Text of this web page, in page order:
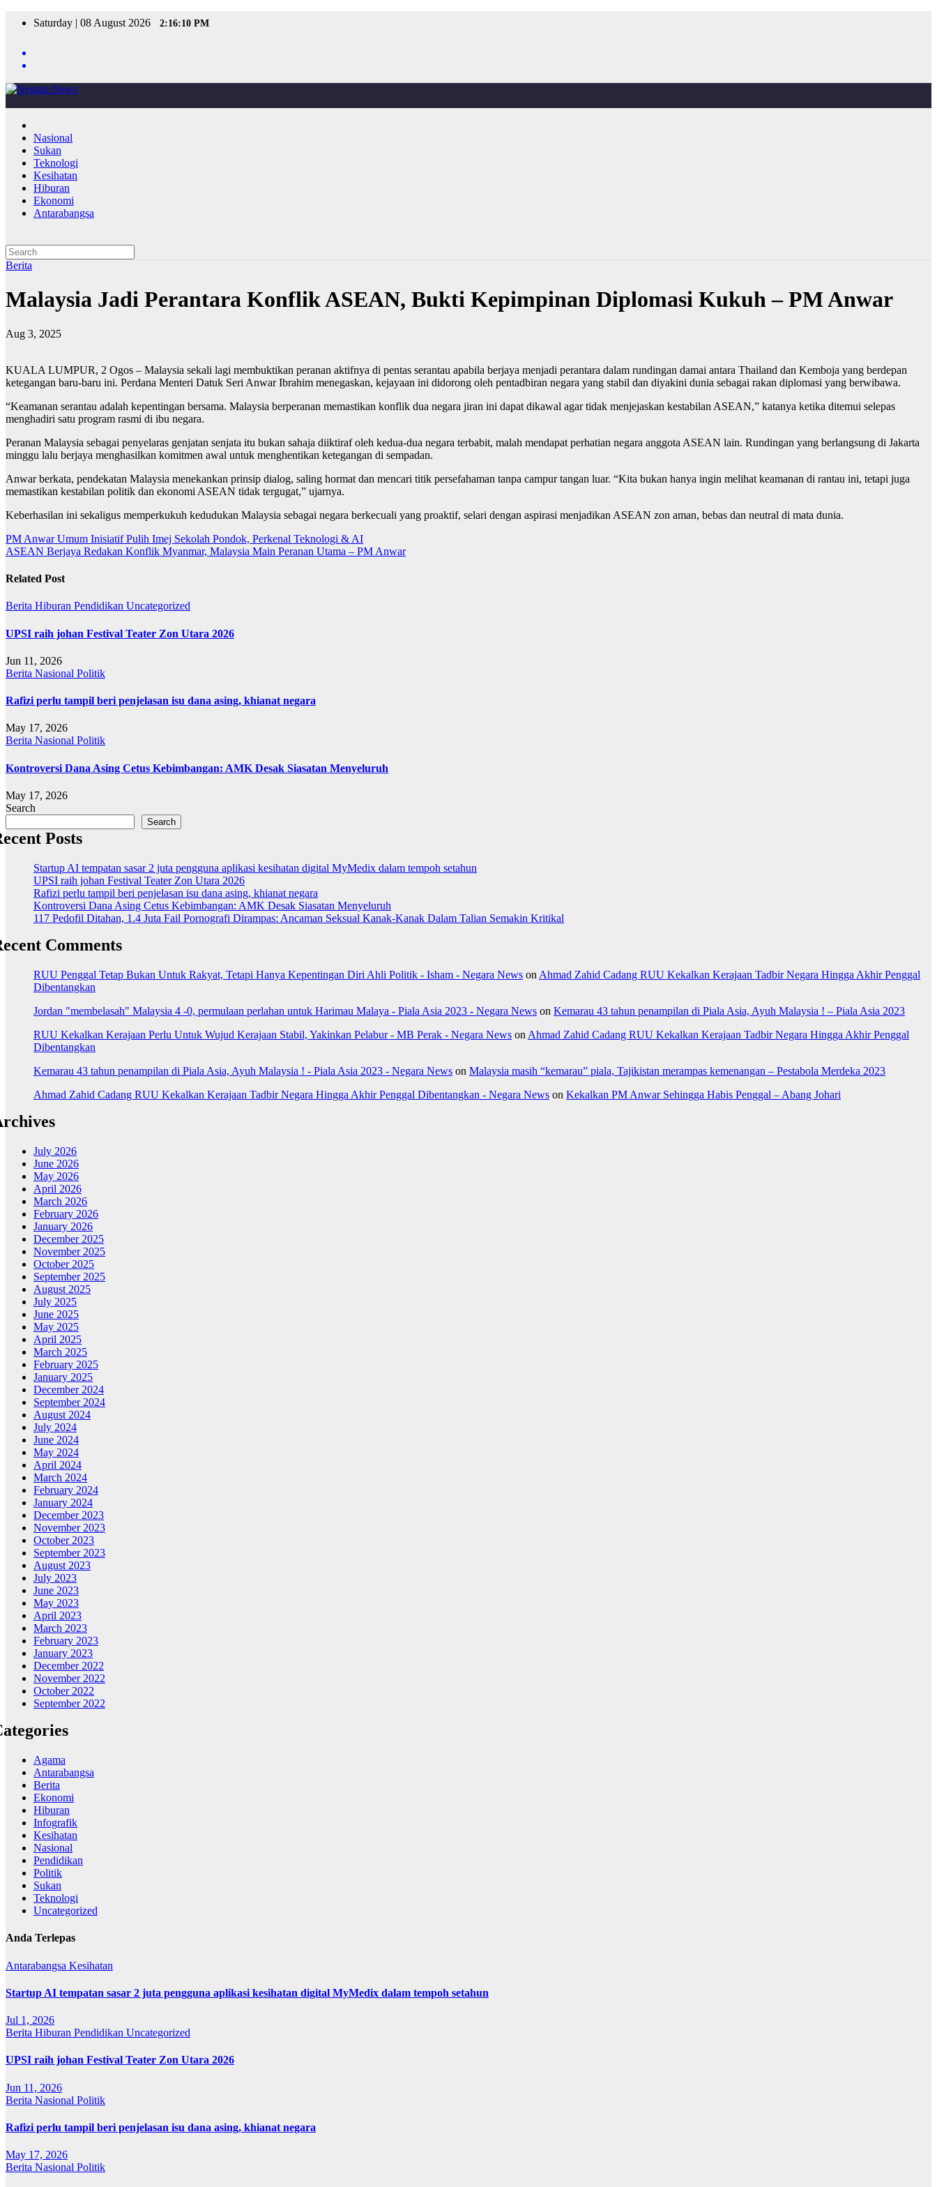
Saturday | 08 August 2026 2:16:10 PM
Nasional
Sukan
Teknologi
Kesihatan
Hiburan
Ekonomi
Antarabangsa
Berita
Malaysia Jadi Perantara Konflik ASEAN, Bukti Kepimpinan Diplomasi Kukuh – PM Anwar
Aug 3, 2025
KUALA LUMPUR, 2 Ogos – Malaysia sekali lagi membuktikan peranan aktifnya di pentas serantau apabila berjaya menjadi perantara dalam rundingan damai antara Thailand dan Kemboja yang berdepan
ketegangan baru-baru ini. Perdana Menteri Datuk Seri Anwar Ibrahim menegaskan, kejayaan ini didorong oleh pentadbiran negara yang stabil dan diyakini dunia sebagai rakan diplomasi yang berwibawa.
“Keamanan serantau adalah kepentingan bersama. Malaysia berperanan memastikan konflik dua negara jiran ini dapat dikawal agar tidak menjejaskan kestabilan ASEAN,” katanya ketika ditemui selepas
menghadiri satu program rasmi di ibu negara.
Peranan Malaysia sebagai penyelaras genjatan senjata itu bukan sahaja diiktiraf oleh kedua-dua negara terbabit, malah mendapat perhatian negara anggota ASEAN lain. Rundingan yang berlangsung di Jakarta
minggu lalu berjaya menghasilkan komitmen awal untuk menghentikan ketegangan di sempadan.
Anwar berkata, pendekatan Malaysia menekankan prinsip dialog, saling hormat dan mencari titik persefahaman tanpa campur tangan luar. “Kita bukan hanya ingin melihat keamanan di rantau ini, tetapi juga
memastikan kestabilan politik dan ekonomi ASEAN tidak tergugat,” ujarnya.
Keberhasilan ini sekaligus memperkukuh kedudukan Malaysia sebagai negara berkecuali yang proaktif, selari dengan aspirasi menjadikan ASEAN zon aman, bebas dan neutral di mata dunia.
Post
navigation
PM Anwar Umum Inisiatif Pulih Imej Sekolah Pondok, Perkenal Teknologi & AI
ASEAN Berjaya Redakan Konflik Myanmar, Malaysia Main Peranan Utama – PM Anwar
Related Post
Berita Hiburan Pendidikan Uncategorized
UPSI raih johan Festival Teater Zon Utara 2026
Jun 11, 2026
Berita Nasional Politik
Rafizi perlu tampil beri penjelasan isu dana asing, khianat negara
May 17, 2026
Berita Nasional Politik
Kontroversi Dana Asing Cetus Kebimbangan: AMK Desak Siasatan Menyeluruh
May 17, 2026
Search
Search
Posts
Startup AI tempatan sasar 2 juta pengguna aplikasi kesihatan digital MyMedix dalam tempoh setahun
UPSI raih johan Festival Teater Zon Utara 2026
Rafizi perlu tampil beri penjelasan isu dana asing, khianat negara
Kontroversi Dana Asing Cetus Kebimbangan: AMK Desak Siasatan Menyeluruh
117 Pedofil Ditahan, 1.4 Juta Fail Pornografi Dirampas: Ancaman Seksual Kanak-Kanak Dalam Talian Semakin Kritikal
Comments
RUU Penggal Tetap Bukan Untuk Rakyat, Tetapi Hanya Kepentingan Diri Ahli Politik - Isham - Negara News on Ahmad Zahid Cadang RUU Kekalkan Kerajaan Tadbir Negara Hingga Akhir Penggal
Dibentangkan
Jordan "membelasah" Malaysia 4 -0, permulaan perlahan untuk Harimau Malaya - Piala Asia 2023 - Negara News on Kemarau 43 tahun penampilan di Piala Asia, Ayuh Malaysia ! – Piala Asia 2023
RUU Kekalkan Kerajaan Perlu Untuk Wujud Kerajaan Stabil, Yakinkan Pelabur - MB Perak - Negara News on Ahmad Zahid Cadang RUU Kekalkan Kerajaan Tadbir Negara Hingga Akhir Penggal
Dibentangkan
Kemarau 43 tahun penampilan di Piala Asia, Ayuh Malaysia ! - Piala Asia 2023 - Negara News on Malaysia masih “kemarau” piala, Tajikistan merampas kemenangan – Pestabola Merdeka 2023
Ahmad Zahid Cadang RUU Kekalkan Kerajaan Tadbir Negara Hingga Akhir Penggal Dibentangkan - Negara News on Kekalkan PM Anwar Sehingga Habis Penggal – Abang Johari
July 2026
June 2026
May 2026
April 2026
March 2026
February 2026
January 2026
December 2025
November 2025
October 2025
September 2025
August 2025
July 2025
June 2025
May 2025
April 2025
March 2025
February 2025
January 2025
December 2024
September 2024
August 2024
July 2024
June 2024
May 2024
April 2024
March 2024
February 2024
January 2024
December 2023
November 2023
October 2023
September 2023
August 2023
July 2023
June 2023
May 2023
April 2023
March 2023
February 2023
January 2023
December 2022
November 2022
October 2022
September 2022
Agama
Antarabangsa
Berita
Ekonomi
Hiburan
Infografik
Kesihatan
Nasional
Pendidikan
Politik
Sukan
Teknologi
Uncategorized
Anda Terlepas
Antarabangsa Kesihatan
Startup AI tempatan sasar 2 juta pengguna aplikasi kesihatan digital MyMedix dalam tempoh setahun
Jul 1, 2026
Berita Hiburan Pendidikan Uncategorized
UPSI raih johan Festival Teater Zon Utara 2026
Jun 11, 2026
Berita Nasional Politik
Rafizi perlu tampil beri penjelasan isu dana asing, khianat negara
May 17, 2026
Berita Nasional Politik